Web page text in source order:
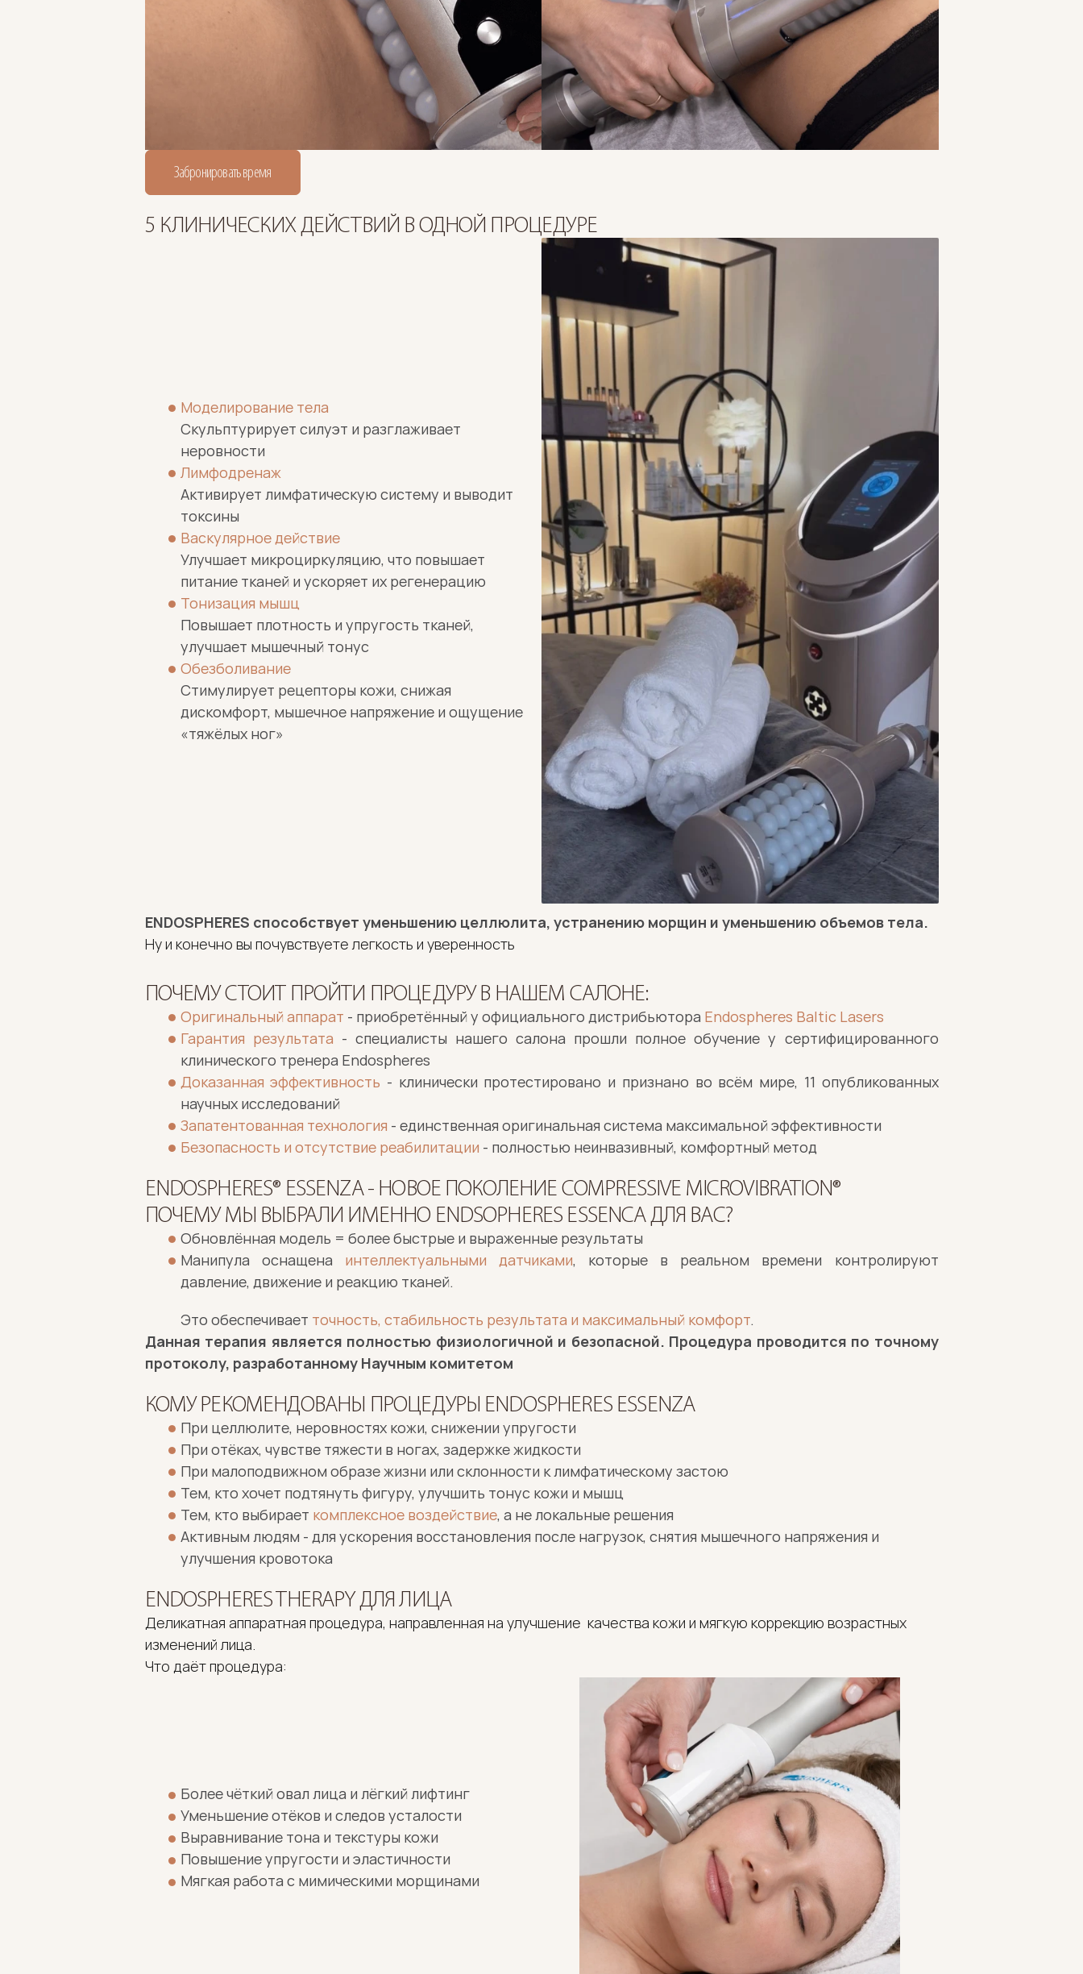
Забронировать время
5 КЛИНИЧЕСКИХ ДЕЙСТВИЙ В ОДНОЙ ПРОЦЕДУРЕ
Моделирование тела
Скульптурирует силуэт и разглаживает
неровности
Лимфодренаж
Активирует лимфатическую систему и выводит
токсины
Васкулярное действие
Улучшает микроциркуляцию, что повышает
питание тканей и ускоряет их регенерацию
Тонизация мышц
Повышает плотность и упругость тканей,
улучшает мышечный тонус
Обезболивание
Стимулирует рецепторы кожи, снижая
дискомфорт, мышечное напряжение и ощущение
«тяжёлых ног»
ENDOSPHERES способствует уменьшению целлюлита, устранению морщин и уменьшению объемов тела.
Ну и конечно вы почувствуете легкость и уверенность
ПОЧЕМУ СТОИТ ПРОЙТИ ПРОЦЕДУРУ В НАШЕМ САЛОНЕ:
Оригинальный аппарат - приобретённый у официального дистрибьютора Endospheres Baltic Lasers
Гарантия результата - специалисты нашего салона прошли полное обучение у сертифицированного
клинического тренера Endospheres
Доказанная эффективность - клинически протестировано и признано во всём мире, 11 опубликованных
научных исследований
Запатентованная технология - единственная оригинальная система максимальной эффективности
Безопасность и отсутствие реабилитации - полностью неинвазивный, комфортный метод
ENDOSPHERES® ESSENZA - НОВОЕ ПОКОЛЕНИЕ COMPRESSIVE MICROVIBRATION®
ПОЧЕМУ МЫ ВЫБРАЛИ ИМЕННО ENDSOPHERES ESSENCA ДЛЯ ВАС?
Обновлённая модель = более быстрые и выраженные результаты
Манипула оснащена интеллектуальными датчиками, которые в реальном времени контролируют
давление, движение и реакцию тканей.
Это обеспечивает точность, стабильность результата и максимальный комфорт.
Данная терапия является полностью физиологичной и безопасной. Процедура проводится по точному
протоколу, разработанному Научным комитетом
КОМУ РЕКОМЕНДОВАНЫ ПРОЦЕДУРЫ ENDOSPHERES ESSENZA
При целлюлите, неровностях кожи, снижении упругости
При отёках, чувстве тяжести в ногах, задержке жидкости
При малоподвижном образе жизни или склонности к лимфатическому застою
Тем, кто хочет подтянуть фигуру, улучшить тонус кожи и мышц
Тем, кто выбирает комплексное воздействие, а не локальные решения
Активным людям - для ускорения восстановления после нагрузок, снятия мышечного напряжения и
улучшения кровотока
ENDOSPHERES THERAPY ДЛЯ ЛИЦА
Деликатная аппаратная процедура, направленная на улучшение  качества кожи и мягкую коррекцию возрастных
изменений лица.
Что даёт процедура:
Более чёткий овал лица и лёгкий лифтинг
Уменьшение отёков и следов усталости
Выравнивание тона и текстуры кожи
Повышение упругости и эластичности
Мягкая работа с мимическими морщинами